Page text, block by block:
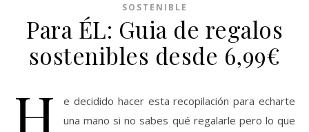
SOSTENIBLE
Para ÉL: Guia de regalos
sostenibles desde 6,99€
H
e decidido hacer esta recopilación para echarte
una mano si no sabes qué regalarle pero lo que